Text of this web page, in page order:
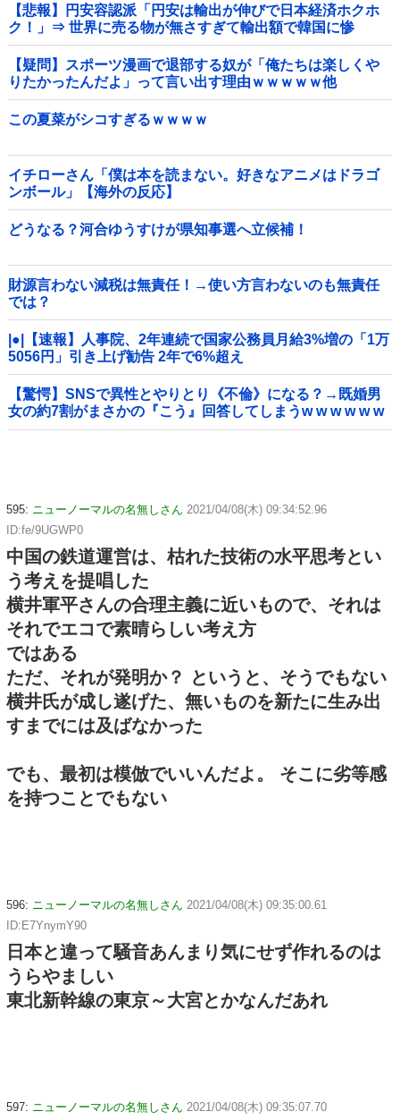
【悲報】円安容認派「円安は輸出が伸びで日本経済ホクホ
ク！」⇒ 世界に売る物が無さすぎて輸出額で韓国に惨
敗・・・
【疑問】スポーツ漫画で退部する奴が「俺たちは楽しくや
りたかったんだよ」って言い出す理由ｗｗｗｗｗ他
この夏菜がシコすぎるｗｗｗｗ
イチローさん「僕は本を読まない。好きなアニメはドラゴ
ンボール」【海外の反応】
どうなる？河合ゆうすけが県知事選へ立候補！
財源言わない減税は無責任！→使い方言わないのも無責任
では？
|●|【速報】人事院、2年連続で国家公務員月給3%増の「1万
5056円」引き上げ勧告 2年で6%超え
【驚愕】SNSで異性とやりとり《不倫》になる？→既婚男
女の約7割がまさかの『こう』回答してしまうw w w w w w
w w
595: ニューノーマルの名無しさん 2021/04/08(木) 09:34:52.96
ID:fe/9UGWP0
中国の鉄道運営は、枯れた技術の水平思考とい
う考えを提唱した
横井軍平さんの合理主義に近いもので、それは
それでエコで素晴らしい考え方
ではある
ただ、それが発明か？ というと、そうでもない
横井氏が成し遂げた、無いものを新たに生み出
すまでには及ばなかった
でも、最初は模倣でいいんだよ。 そこに劣等感
を持つことでもない
596: ニューノーマルの名無しさん 2021/04/08(木) 09:35:00.61
ID:E7YnymY90
日本と違って騒音あんまり気にせず作れるのは
うらやましい
東北新幹線の東京～大宮とかなんだあれ
597: ニューノーマルの名無しさん 2021/04/08(木) 09:35:07.70